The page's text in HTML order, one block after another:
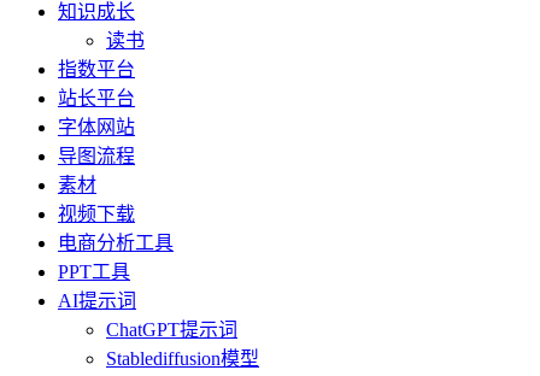
知识成长
读书
指数平台
站长平台
字体网站
导图流程
素材
视频下载
电商分析工具
PPT工具
AI提示词
ChatGPT提示词
Stablediffusion模型